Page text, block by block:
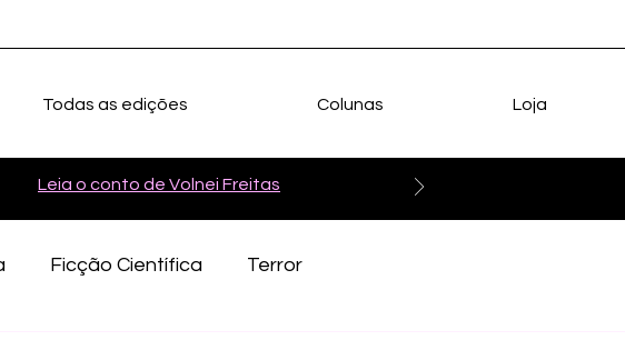
Leia o conto de Volnei Freitas
Todas as edições Colunas Loja
Ficção Científica Terror